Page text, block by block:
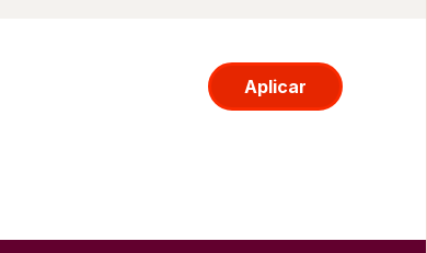
Aplicar